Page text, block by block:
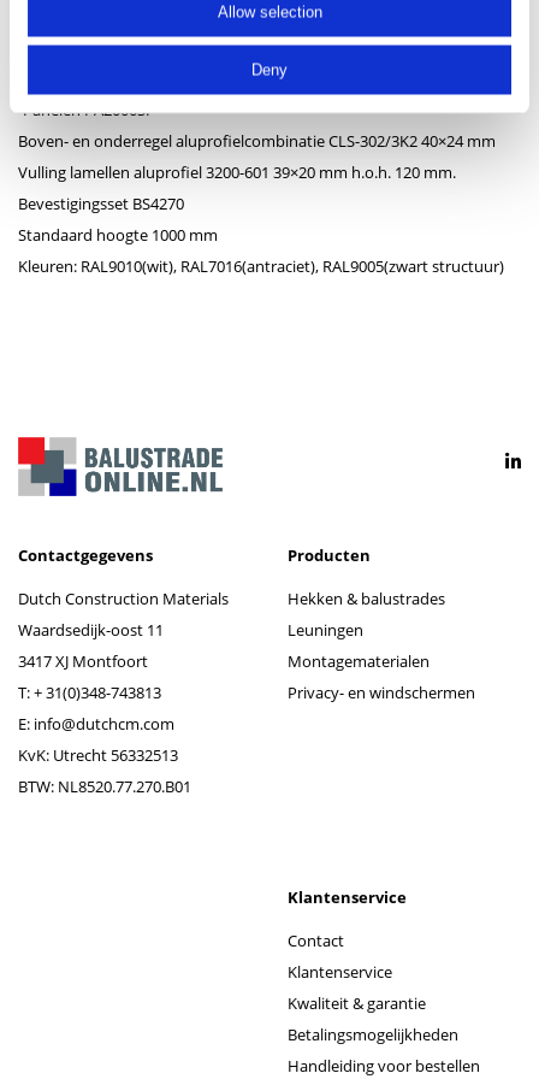
Allow selection
Deny
Aluprofiel CLS-102 40×40 mm, geschroefde voetplaat E4723
110x100x14 mm met 2 gaten, evt. extra gaten zelf te boren
-Panelen PA2000SP
Boven- en onderregel aluprofielcombinatie CLS-302/3K2 40×24 mm
Vulling lamellen aluprofiel 3200-601 39×20 mm h.o.h. 120 mm.
Bevestigingsset BS4270
Standaard hoogte 1000 mm
Kleuren: RAL9010(wit), RAL7016(antraciet), RAL9005(zwart structuur)
Contactgegevens
Dutch Construction Materials
Waardsedijk-oost 11
3417 XJ Montfoort
T:+ 31(0)348-743813
E: info@dutchcm.com
KvK: Utrecht 56332513
BTW: NL8520.77.270.B01
Producten
Hekken & balustrades
Leuningen
Montagematerialen
Privacy- en windschermen
Klantenservice
Contact
Klantenservice
Kwaliteit & garantie
Betalingsmogelijkheden
Handleiding voor bestellen